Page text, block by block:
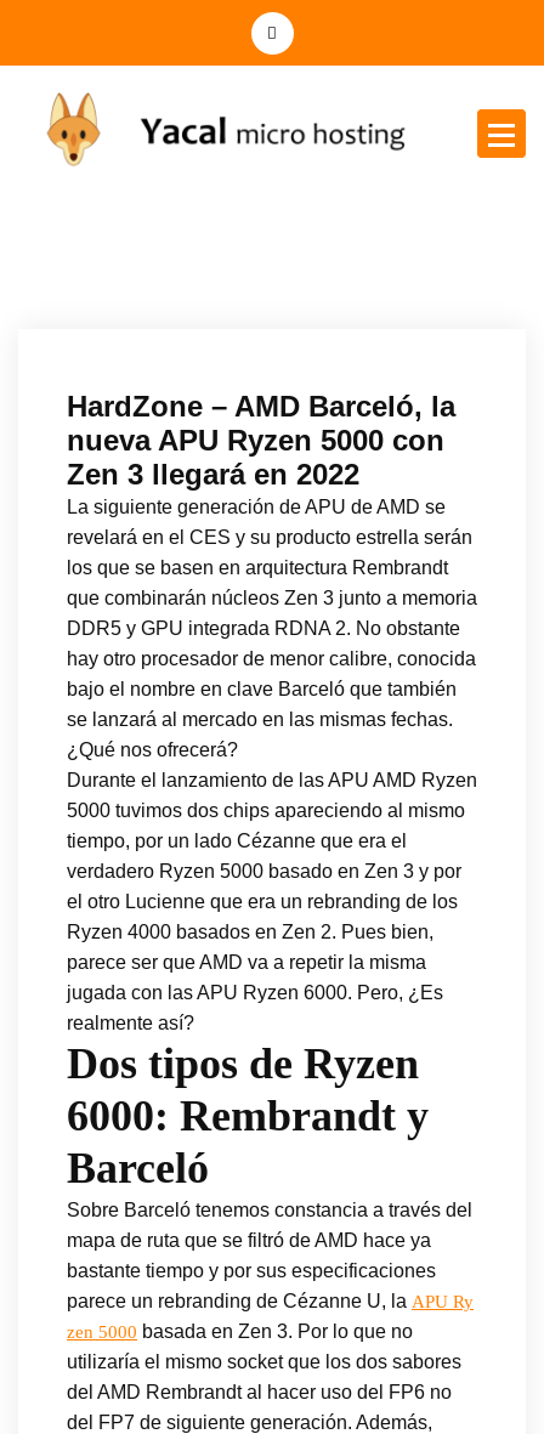
HardZone – AMD Barceló, la
nueva APU Ryzen 5000 con
Zen 3 llegará en 2022
La siguiente generación de APU de AMD se
revelará en el CES y su producto estrella serán
los que se basen en arquitectura Rembrandt
que combinarán núcleos Zen 3 junto a memoria
DDR5 y GPU integrada RDNA 2. No obstante
hay otro procesador de menor calibre, conocida
bajo el nombre en clave Barceló que también
se lanzará al mercado en las mismas fechas.
¿Qué nos ofrecerá?
Durante el lanzamiento de las APU AMD Ryzen
5000 tuvimos dos chips apareciendo al mismo
tiempo, por un lado Cézanne que era el
verdadero Ryzen 5000 basado en Zen 3 y por
el otro Lucienne que era un rebranding de los
Ryzen 4000 basados en Zen 2. Pues bien,
parece ser que AMD va a repetir la misma
jugada con las APU Ryzen 6000. Pero, ¿Es
realmente así?
Dos tipos de Ryzen
6000: Rembrandt y
Barceló
Sobre Barceló tenemos constancia a través del
mapa de ruta que se filtró de AMD hace ya
bastante tiempo y por sus especificaciones
parece un rebranding de Cézanne U, la APU Ry
zen 5000 basada en Zen 3. Por lo que no
utilizaría el mismo socket que los dos sabores
del AMD Rembrandt al hacer uso del FP6 no
del FP7 de siguiente generación. Además,